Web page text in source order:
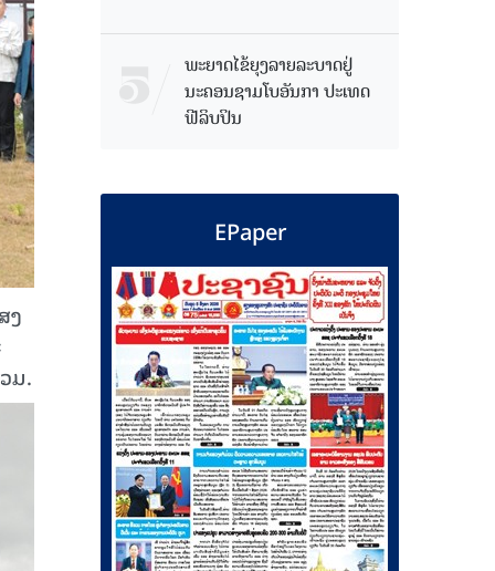
ງ
ມ.
ພະຍາດໄຂ້ຍຸງລາຍລະບາດຢູ່
ນະຄອນຊາມໂບ​ອັນກາ ປະເທດ
ຟີລິບປິນ
EPaper